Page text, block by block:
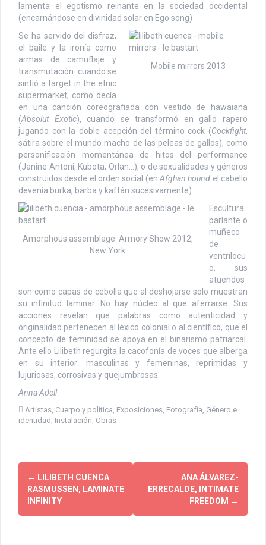
lamenta el egotismo reinante en la sociedad occidental
(encarnándose en divinidad solar en Ego song)
Mobile mirrors 2013
Se ha servido del disfraz,
el baile y la ironía como
armas de camuflaje y
transmutación: cuando se
sintió a target in the etnic
supermarket, como decía
en una canción coreografiada con vestido de hawaiana
(Absolut Exotic), cuando se transformó en gallo rapero
jugando con la doble acepción del término cock (Cockfight,
sátira sobre el mundo macho de las peleas de gallos), como
personificación momentánea de hitos del performance
(Janine Antoni, Kubota, Orlan…), o de sexualidades y géneros
construidos desde el orden social (en Afghan hound el cabello
devenía burka, barba y kaftán sucesivamente).
Amorphous assemblage. Armory Show 2012,
New York
Escultura
parlante o
muñeco
de
ventrílocu
o, sus
atuendos
son como capas de cebolla que al deshojarse solo muestran
su infinitud laminar. No hay núcleo al que aferrarse. Sus
acciones revelan que palabras como autenticidad y
originalidad pertenecen al léxico colonial o al científico, que el
concepto de feminidad se apoya en el binarismo patriarcal.
Ante ello Lilibeth regurgita la cacofonía de voces que alberga
en su interior: masculinas y femeninas, reprimidas y
lujuriosas, corrosivas y quejumbrosas.
Anna Adell
Artistas Cuerpo y política Exposiciones Fotografía Género e
identidad Instalación Obras
← LILIBETH CUENCA
RASMUSSEN, LAMINATE
INFINITY
ANA ÁLVAREZ-
ERRECALDE, INTIMATE
FREEDOM →